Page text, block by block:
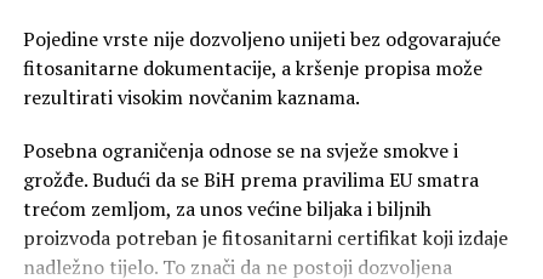
Pojedine vrste nije dozvoljeno unijeti bez odgovarajuće
fitosanitarne dokumentacije, a kršenje propisa može
rezultirati visokim novčanim kaznama.
Posebna ograničenja odnose se na svježe smokve i
grožđe. Budući da se BiH prema pravilima EU smatra
trećom zemljom, za unos većine biljaka i biljnih
proizvoda potreban je fitosanitarni certifikat koji izdaje
nadležno tijelo. To znači da ne postoji dozvoljena